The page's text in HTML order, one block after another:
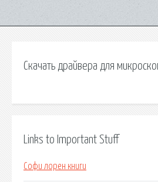
Скачать драйвера для
Links to Important Stuff
Софи лорен книги